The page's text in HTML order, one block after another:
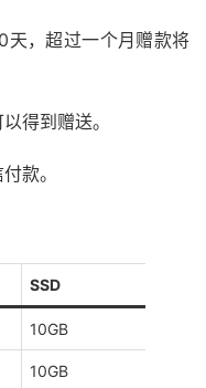
天，超过一个月赠款将
得到赠送。
款。
SSD
10GB
10GB